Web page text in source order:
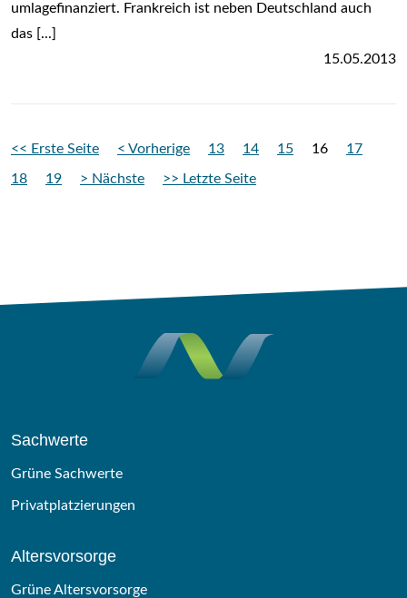
umlagefinanziert. Frankreich ist neben Deutschland auch
das [...]
15.05.2013
<< Erste Seite < Vorherige 13 14 15 16 17
18 19 > Nächste >> Letzte Seite
Sachwerte
Grüne Sachwerte
Privatplatzierungen
Altersvorsorge
Grüne Altersvorsorge